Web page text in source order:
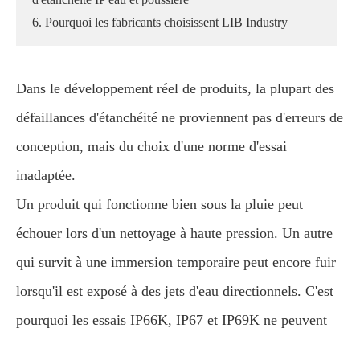
6. Pourquoi les fabricants choisissent LIB Industry
Dans le développement réel de produits, la plupart des
défaillances d'étanchéité ne proviennent pas d'erreurs de
conception, mais du choix d'une norme d'essai
inadaptée.
Un produit qui fonctionne bien sous la pluie peut
échouer lors d'un nettoyage à haute pression. Un autre
qui survit à une immersion temporaire peut encore fuir
lorsqu'il est exposé à des jets d'eau directionnels. C'est
pourquoi les essais IP66K, IP67 et IP69K ne peuvent